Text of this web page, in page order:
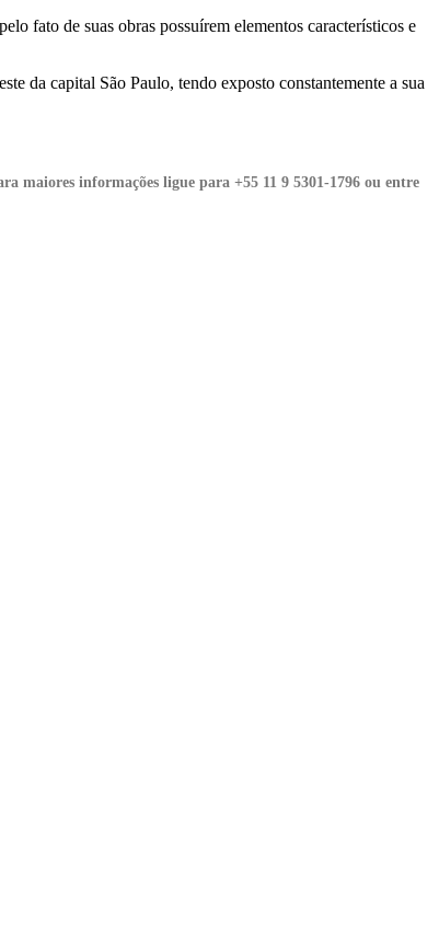
fato de suas obras possuírem elementos característicos e
da capital São Paulo, tendo exposto constantemente a sua
maiores informações ligue para +55 11 9 5301-1796 ou entre